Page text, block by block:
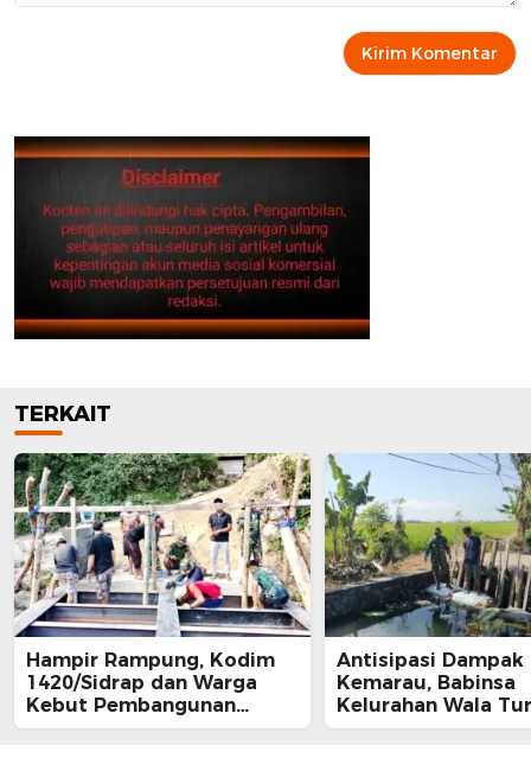
TERKAIT
Hampir Rampung, Kodim
1420/Sidrap dan Warga
Kebut Pembangunan
Jembatan Sungai Cendana
Antisipasi Dampak
Kemarau, Babinsa
Kelurahan Wala
Sawah Cek Irigasi